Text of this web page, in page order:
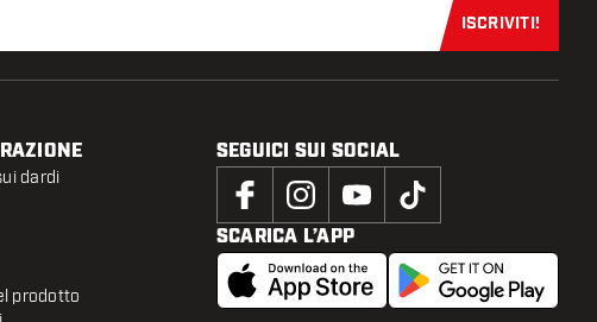
Iscriviti
ISCRIVITI!
dardi
prodotto
SEGUICI SUI SOCIAL
SCARICA L’APP